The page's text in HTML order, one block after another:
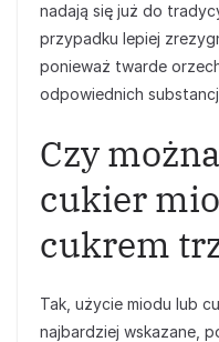
nadają się już do
przypadku lepiej
ponieważ twarde
odpowiednich
Czy
cukier
cukrem
Tak, użycie miodu lub
najbardziej wskazane,